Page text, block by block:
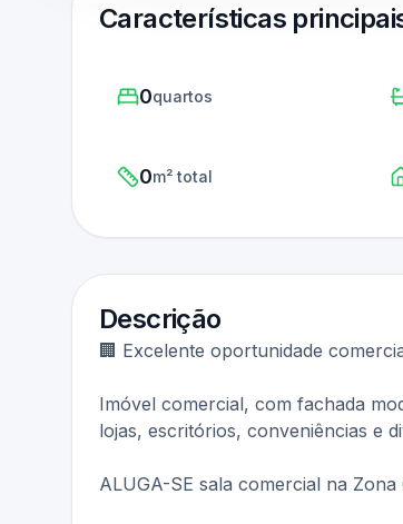
Características
0quartos
0m² total
Descrição
🏢 Excelente oportunidade
Imóvel comercial, com fachada
lojas, escritórios, conveniências e
ALUGA-SE sala comercial na